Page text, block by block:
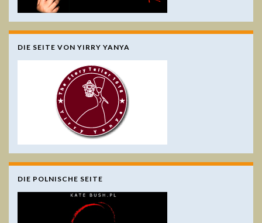
DIE SEITE VON YIRRY YANYA
DIE POLNISCHE SEITE